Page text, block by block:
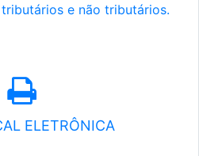
e não tributários.
ELETRÔNICA